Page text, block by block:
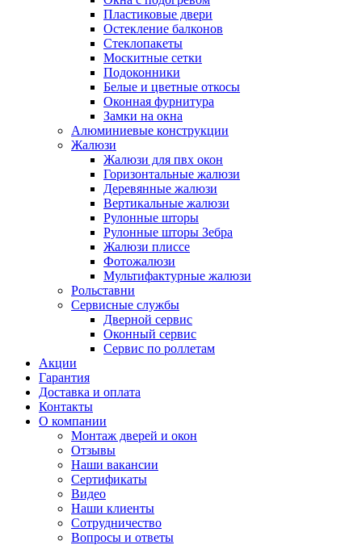
Пластиковые двери
Остекление балконов
Стеклопакеты
Москитные сетки
Подоконники
Белые и цветные откосы
Оконная фурнитура
Замки на окна
Алюминиевые конструкции
Жалюзи
Жалюзи для пвх окон
Горизонтальные жалюзи
Деревянные жалюзи
Вертикальные жалюзи
Рулонные шторы
Рулонные шторы Зебра
Жалюзи плиссе
Фотожалюзи
Мультифактурные жалюзи
Рольставни
Сервисные службы
Дверной сервис
Оконный сервис
Сервис по роллетам
Акции
Гарантия
Доставка и оплата
Контакты
О компании
Монтаж дверей и окон
Отзывы
Наши вакансии
Сертификаты
Видео
Наши клиенты
Сотрудничество
Вопросы и ответы